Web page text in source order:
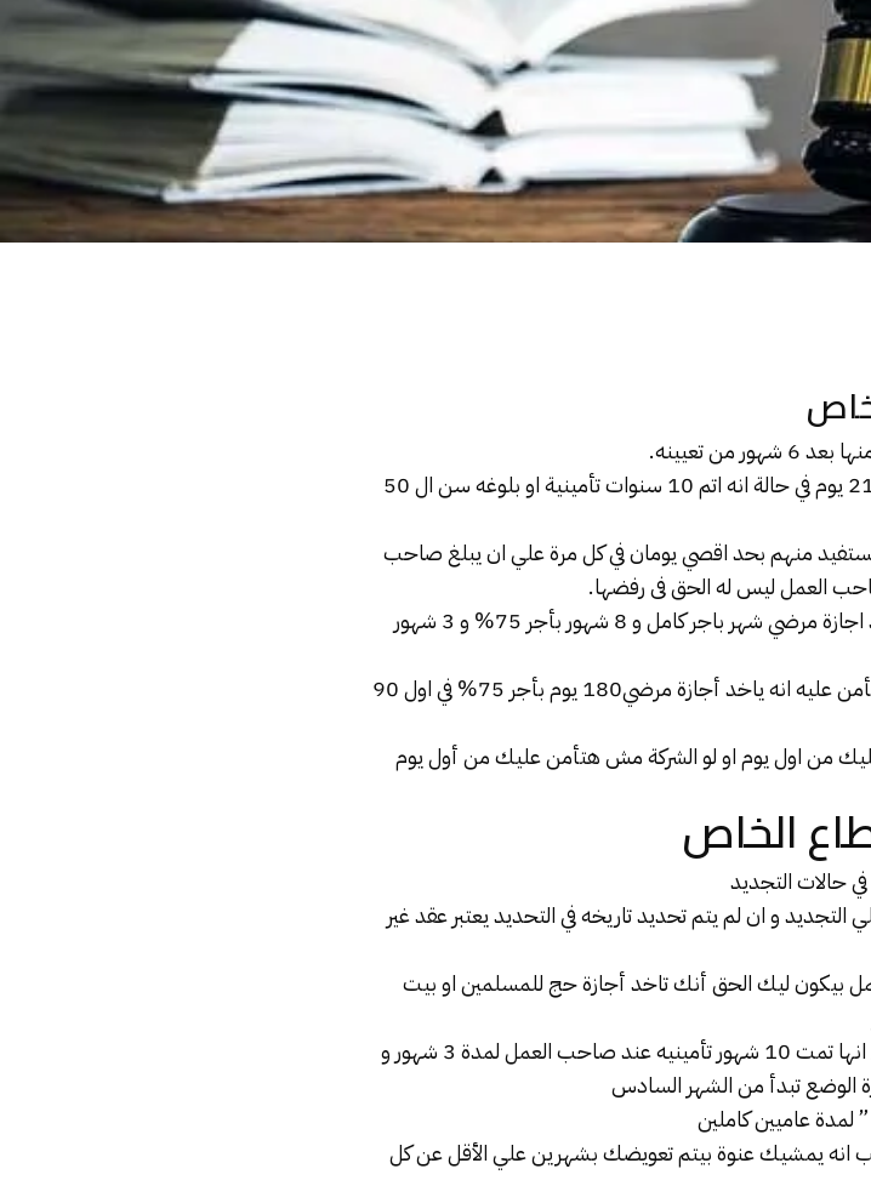
2- للعامل الحق في 30 يوم اجازة سنوية بدلا من 21 يوم في حالة انه اتم 10 سنوات تأمينية او بلوغه سن ال 50
الحق في 6 ايام عارضة من ال 21 يوم يستفيد منهم بحد اقصي يومان في كل مرة علي ان يبلغ صاحب
العمل ليس له الحق فى رفضها.
4- في المنشأت الصناعية من حق العامل انه ياخد اجازة مرضي شهر باجر كامل و 8 شهور بأجر 75% و 3 شهور
المتأمن عليه انه ياخد أجازة مرضي180 يوم بأجر 75% في اول 90
من اول يوم او لو الشركة مش هتأمن عليك من أول يوم
الخاص
التجديد و ان لم يتم تحديد تاريخه في التحديد يعتبر عقد غير
عمل بيكون ليك الحق أنك تاخد أجازة حج للمسلمين او بيت
وضع في حال انها تمت 10 شهور تأمينيه عند صاحب العمل لمدة 3 شهور و
انه يمشيك عنوة بيتم تعويضك بشهرين علي الأقل عن كل